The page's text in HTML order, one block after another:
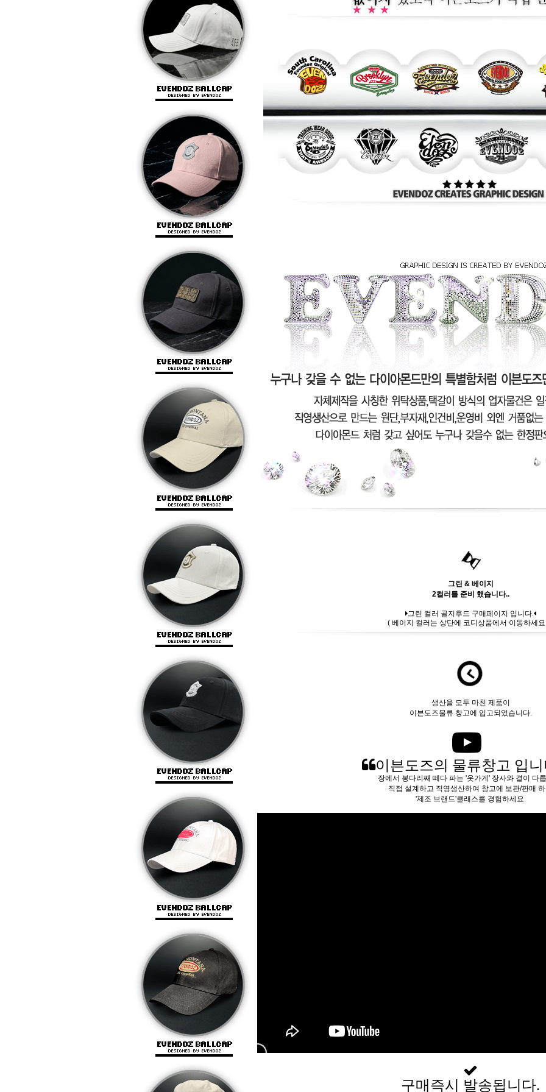
그린 & 베이지
2컬러를 준비 했습니다..
그린 컬러 골지후드 구매페이지 입니다.
( 베이지 컬러는 상단에 코디상품에서 이동하세
생산을 모두 마친 제품이
이븐도즈물류 창고에 입고되었습니다.
이븐도즈의 물류창고 입니
장에서 봉다리째 떼다 파는 '옷가게' 장사와 결이 다
직접 설계하고 직영생산하여 창고에 보관/판매
'제조 브랜드'클래스를 경험하세요.
구매즉시 발송됩니다.